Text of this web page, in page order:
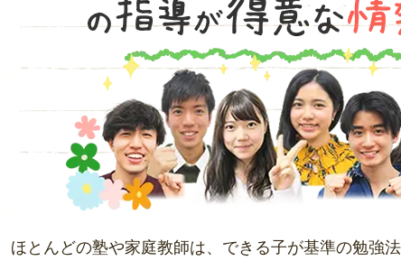
ほとんどの塾や家庭教師は、できる子が基準の勉強